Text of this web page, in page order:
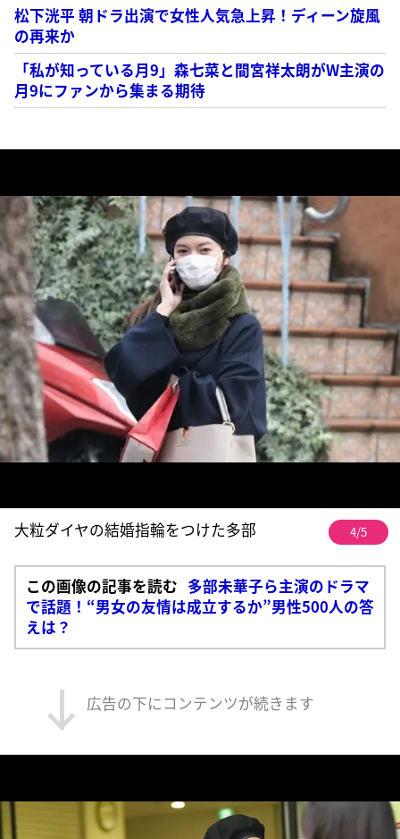
松下洸平 朝ドラ出演で女性人気急上昇！ディーン旋風
の再来か
「私が知っている月9」森七菜と間宮祥太朗がW主演の
月9にファンから集まる期待
大粒ダイヤの結婚指輪をつけた多部 4/5
この画像の記事を読む 多部未華子ら主演のドラマ
で話題！“男女の友情は成立するか”男性500人の答
えは？
広告の下にコンテンツが続きます